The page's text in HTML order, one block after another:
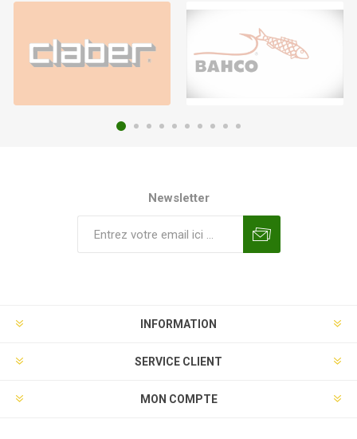
Newsletter
INFORMATION
SERVICE CLIENT
MON COMPTE